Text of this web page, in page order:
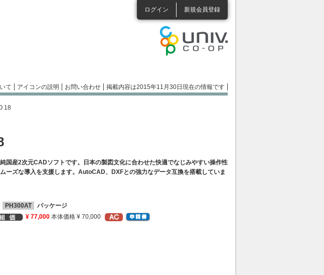
ログイン 新規会員登録
て アイコンの説明 お問い合わせ 掲載内容は2015年11月30日現在の情報です
18
国産2次元CADソフトです。日本の製図文化に合わせた快適でなじみやすい操作性
ーズな導入を支援します。AutoCAD、DXFとの強力なデータ互換を搭載していま
PH300AT
パッケージ
¥ 77,000 本体価格 ¥ 70,000